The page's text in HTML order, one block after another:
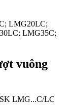
LMG20LC;
LMG35C;
vuông